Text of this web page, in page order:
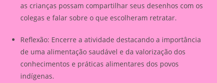
as crianças possam compartilhar seus desenhos com os
colegas e falar sobre o que escolheram retratar.
Reflexão: Encerre a atividade destacando a importância
de uma alimentação saudável e da valorização dos
conhecimentos e práticas alimentares dos povos
indígenas.